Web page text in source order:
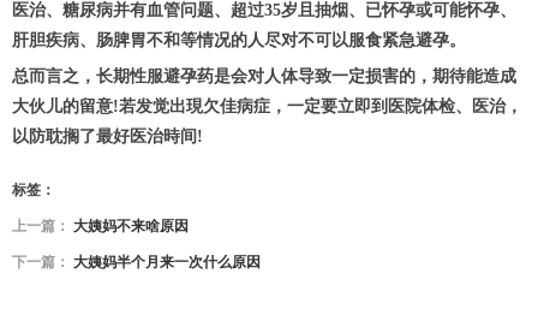
医治、糖尿病并有血管问题、超过35岁且抽烟、已怀孕或可能怀孕、
肝胆疾病、肠脾胃不和等情况的人尽对不可以服食紧急避孕。
总而言之，长期性服避孕药是会对人体导致一定损害的，期待能造成
大伙儿的留意!若发觉出現欠佳病症，一定要立即到医院体检、医治，
以防耽搁了最好医治時间!
标签：
上一篇： 大姨妈不来啥原因
下一篇： 大姨妈半个月来一次什么原因